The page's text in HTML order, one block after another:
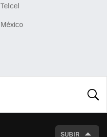
Telcel
México
SUBIR